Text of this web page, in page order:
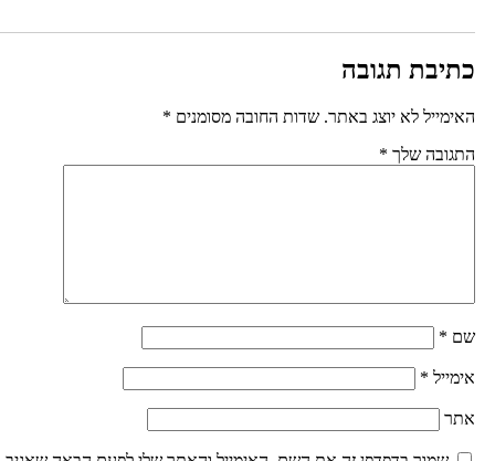
תגובה
לא יוצג באתר. שדות החובה מסומנים*
שלך*
*
*